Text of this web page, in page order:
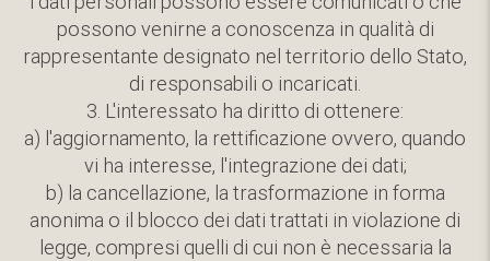
possono venirne a conoscenza in qualità di
rappresentante designato nel territorio dello Stato,
di responsabili o incaricati.
3. L'interessato ha diritto di ottenere:
a) l'aggiornamento, la rettificazione ovvero, quando
vi ha interesse, l'integrazione dei dati;
b) la cancellazione, la trasformazione in forma
anonima o il blocco dei dati trattati in violazione di
legge, compresi quelli di cui non è necessaria la